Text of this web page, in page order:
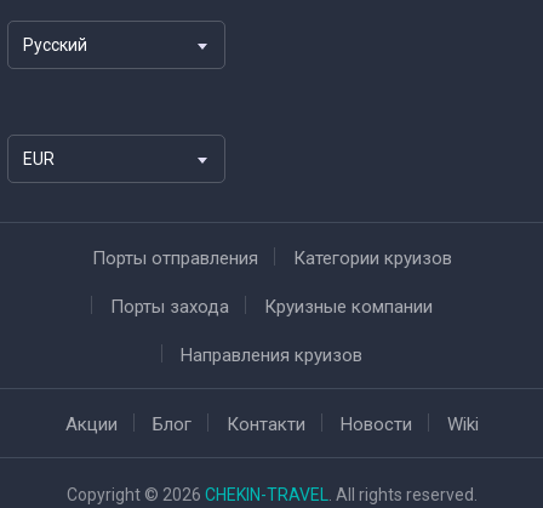
Русский
EUR
Порты отправления Категории круизов
Порты захода Круизные компании
Направления круизов
Акции Блог Контакти Новости Wiki
Copyright © 2026 CHEKIN-TRAVEL . All rights reserved.